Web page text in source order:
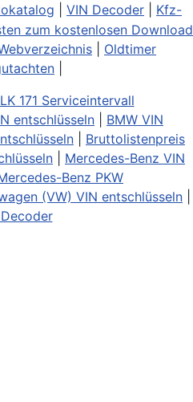
VIN Decoder
Kfz-
zum kostenlosen Download
Oldtimer
171 Serviceintervall
entschlüsseln
BMW VIN
Bruttolistenpreis
Mercedes-Benz VIN
Benz PKW
(VW) VIN entschlüsseln